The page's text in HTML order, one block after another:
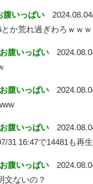
腹いっぱい
か荒れ過ぎわろｗｗｗ
腹いっぱい
腹いっぱい
腹いっぱい
31 16:47で14481も再
腹いっぱい
ないの？